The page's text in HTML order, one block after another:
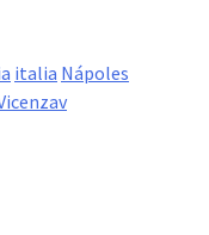
italia Nápoles